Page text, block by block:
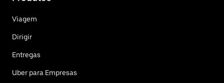
Viagem
Dirigir
Entregas
Uber para Empresas